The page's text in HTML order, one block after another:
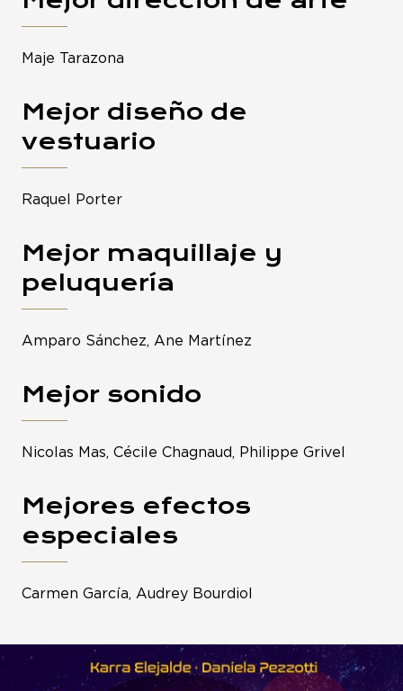
Maje Tarazona
Mejor diseño de
vestuario
Raquel Porter
Mejor maquillaje y
peluquería
Amparo Sánchez, Ane Martínez
Mejor sonido
Nicolas Mas, Cécile Chagnaud, Philippe Grivel
Mejores efectos
especiales
Carmen García, Audrey Bourdiol